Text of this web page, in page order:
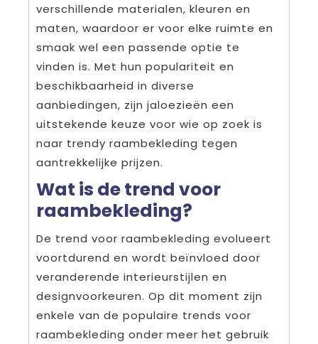
verschillende materialen, kleuren en
maten, waardoor er voor elke ruimte en
smaak wel een passende optie te
vinden is. Met hun populariteit en
beschikbaarheid in diverse
aanbiedingen, zijn jaloezieën een
uitstekende keuze voor wie op zoek is
naar trendy raambekleding tegen
aantrekkelijke prijzen.
Wat is de trend voor
raambekleding?
De trend voor raambekleding evolueert
voortdurend en wordt beïnvloed door
veranderende interieurstijlen en
designvoorkeuren. Op dit moment zijn
enkele van de populaire trends voor
raambekleding onder meer het gebruik